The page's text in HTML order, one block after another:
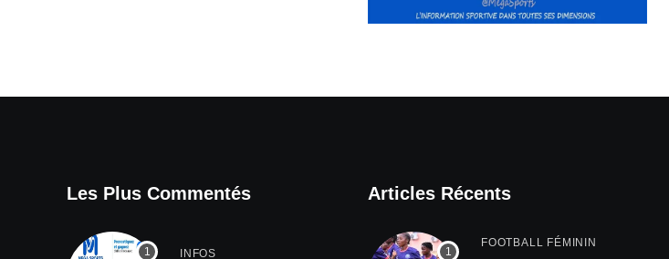
Les Plus Commentés
INFOS
Articles Récents
FOOTBALL FÉMININ